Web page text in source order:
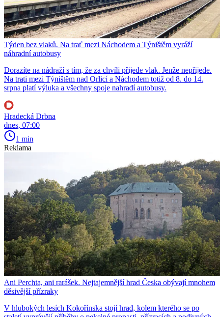
Týden bez vlaků. Na trať mezi Náchodem a Týništěm vyráží
náhradní autobusy
Dorazíte na nádraží s tím, že za chvíli přijede vlak. Jenže nepřijede.
Na trati mezi Týništěm nad Orlicí a Náchodem totiž od 8. do 14.
srpna platí výluka a všechny spoje nahradí autobusy.
Hradecká Drbna
dnes, 07:00
1 min
Reklama
Ani Perchta, ani rarášek. Nejtajemnější hrad Česka obývají mnohem
děsivější přízraky
V hlubokých lesích Kokořínska stojí hrad, kolem kterého se po